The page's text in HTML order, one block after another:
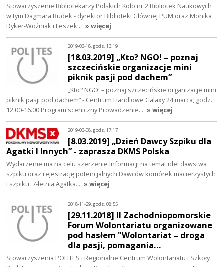
Stowarzyszenie Bibliotekarzy Polskich Koło nr 2 Bibliotek Naukowych
w tym Dagmara Budek - dyrektor Biblioteki Głównej PUM oraz Monika
Dyker-Woźniak i Leszek… » więcej
2019-03-18, godz. 13:19
[18.03.2019] „Kto? NGO! – poznaj
szczecińskie organizacje mini
piknik pasji pod dachem”
„Kto? NGO! – poznaj szczecińskie organizacje mini
piknik pasji pod dachem” - Centrum Handlowe Galaxy 24 marca, godz.
12.00-16.00 Program sceniczny Prowadzenie… » więcej
2019-03-08, godz. 17:17
[8.03.2019] „Dzień Dawcy Szpiku dla
Agatki I Innych” - zaprasza DKMS Polska
Wydarzenie ma na celu szerzenie informacji na temat idei dawstwa
szpiku oraz rejestrację potencjalnych Dawców komórek macierzystych
i szpiku. 7-letnia Agatka… » więcej
2018-11-29, godz. 08:55
[29.11.2018] II Zachodniopomorskie
Forum Wolontariatu organizowane
pod hasłem "Wolontariat – droga
dla pasji, pomagania…
Stowarzyszenia POLITES i Regionalne Centrum Wolontariatu i Szkoły